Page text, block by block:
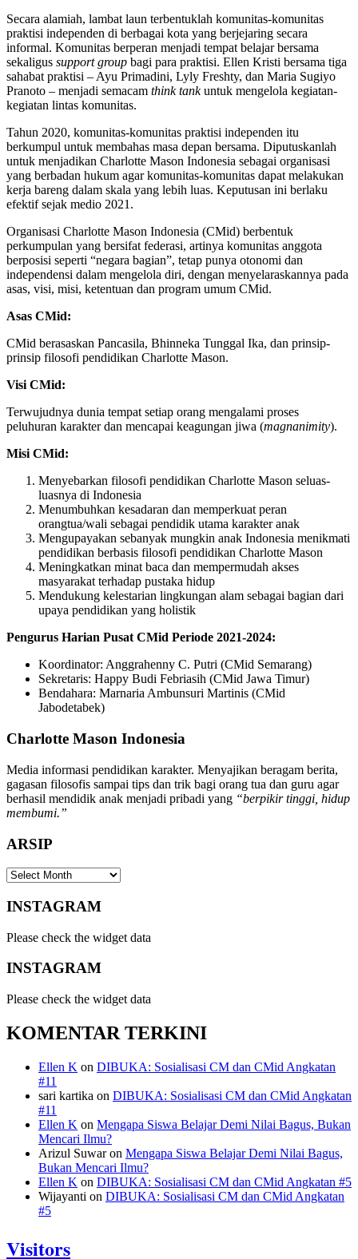
Secara alamiah, lambat laun terbentuklah komunitas-komunitas
praktisi independen di berbagai kota yang berjejaring secara
informal. Komunitas berperan menjadi tempat belajar bersama
sekaligus support group bagi para praktisi. Ellen Kristi bersama tiga
sahabat praktisi – Ayu Primadini, Lyly Freshty, dan Maria Sugiyo
Pranoto – menjadi semacam think tankuntuk mengelola kegiatan-
kegiatan lintas komunitas.
Tahun 2020, komunitas-komunitas praktisi independen itu
berkumpul untuk membahas masa depan bersama. Diputuskanlah
untuk menjadikan Charlotte Mason Indonesia sebagai organisasi
yang berbadan hukum agar komunitas-komunitas dapat melakukan
kerja bareng dalam skala yang lebih luas. Keputusan ini berlaku
efektif sejak medio 2021.
Organisasi Charlotte Mason Indonesia (CMid) berbentuk
perkumpulan yang bersifat federasi, artinya komunitas anggota
berposisi seperti “negara bagian”, tetap punya otonomi dan
independensi dalam mengelola diri, dengan menyelaraskannya pada
asas, visi, misi, ketentuan dan program umum CMid.
Asas CMid:
CMid berasaskan Pancasila, Bhinneka Tunggal Ika, dan prinsip-
prinsip filosofi pendidikan Charlotte Mason.
Visi CMid:
Terwujudnya dunia tempat setiap orang mengalami proses
peluhuran karakter dan mencapai keagungan jiwa (magnanimity).
Misi CMid:
Menyebarkan filosofi pendidikan Charlotte Mason seluas-
luasnya di Indonesia
Menumbuhkan kesadaran dan memperkuat peran
orangtua/wali sebagai pendidik utama karakter anak
Mengupayakan sebanyak mungkin anak Indonesia menikmati
pendidikan berbasis filosofi pendidikan Charlotte Mason
Meningkatkan minat baca dan mempermudah akses
masyarakat terhadap pustaka hidup
Mendukung kelestarian lingkungan alam sebagai bagian dari
upaya pendidikan yang holistik
Pengurus Harian Pusat CMid Periode 2021-2024:
Koordinator: Anggrahenny C. Putri (CMid Semarang)
Sekretaris: Happy Budi Febriasih (CMid Jawa Timur)
Bendahara: Marnaria Ambunsuri Martinis (CMid
Jabodetabek)
Charlotte Mason Indonesia
Media informasi pendidikan karakter. Menyajikan beragam berita,
gagasan filosofis sampai tips dan trik bagi orang tua dan guru agar
berhasil mendidik anak menjadi pribadi yang “berpikir tinggi, hidup
membumi.”
ARSIP
ARSIP
INSTAGRAM
Please check the widget data
INSTAGRAM
Please check the widget data
KOMENTAR TERKINI
Ellen K on DIBUKA: Sosialisasi CM dan CMid Angkatan
#11
sari kartika on DIBUKA: Sosialisasi CM dan CMid Angkatan
#11
Ellen K on Mengapa Siswa Belajar Demi Nilai Bagus, Bukan
Mencari Ilmu?
Arizul Suwaron Mengapa Siswa Belajar Demi Nilai Bagus,
Bukan Mencari Ilmu?
Ellen K on DIBUKA: Sosialisasi CM dan CMid Angkatan #5
Wijayanti on DIBUKA: Sosialisasi CM dan CMid Angkatan
#5
Visitors